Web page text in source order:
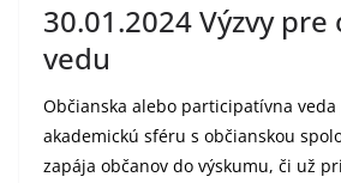
30.01.2024 Výzvy
vedu
Občianska alebo participatívna
akademickú sféru s občianskou
zapája občanov do výskumu, či už